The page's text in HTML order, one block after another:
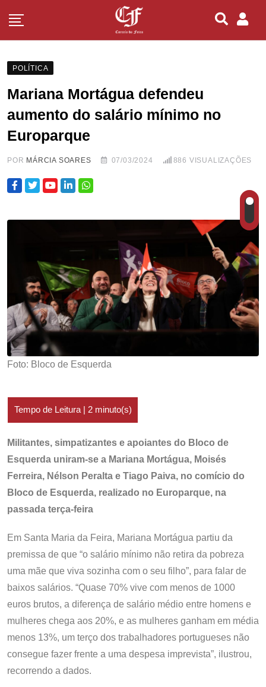
POLÍTICA
Mariana Mortágua defendeu
aumento do salário mínimo no
Europarque
POR MÁRCIA SOARES 07/03/2024 886 VISUALIZAÇÕES
Foto: Bloco de Esquerda
Militantes, simpatizantes e apoiantes do Bloco de
Esquerda uniram-se a Mariana Mortágua, Moisés
Ferreira, Nélson Peralta e Tiago Paiva, no comício do
Bloco de Esquerda, realizado no Europarque, na
passada terça-feira
Em Santa Maria da Feira, Mariana Mortágua partiu da
premissa de que “o salário mínimo não retira da pobreza
uma mãe que viva sozinha com o seu filho”, para falar de
baixos salários. “Quase 70% vive com menos de 1000
euros brutos, a diferença de salário médio entre homens e
mulheres chega aos 20%, e as mulheres ganham em média
menos 13%, um terço dos trabalhadores portugueses não
consegue fazer frente a uma despesa imprevista”, ilustrou,
recorrendo a dados.